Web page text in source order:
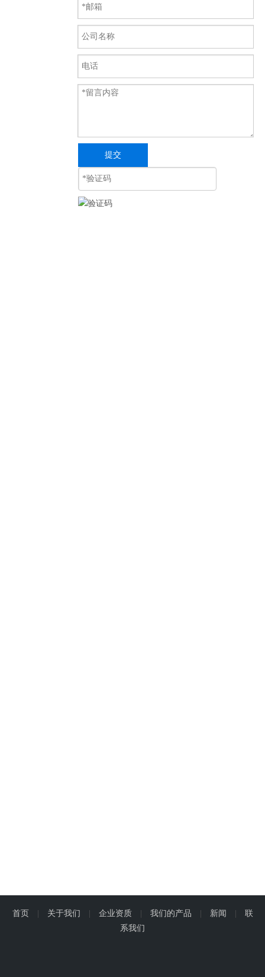
提交
首页 关于我们 企业资质 我们的产品 新闻
联
系我们